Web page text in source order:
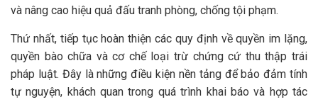
và nâng cao hiệu quả đấu tranh phòng, chống tội phạm.
Thứ nhất, tiếp tục hoàn thiện các quy định về quyền im lặng,
quyền bào chữa và cơ chế loại trừ chứng cứ thu thập trái
pháp luật. Đây là những điều kiện nền tảng để bảo đảm tính
tự nguyện, khách quan trong quá trình khai báo và hợp tác